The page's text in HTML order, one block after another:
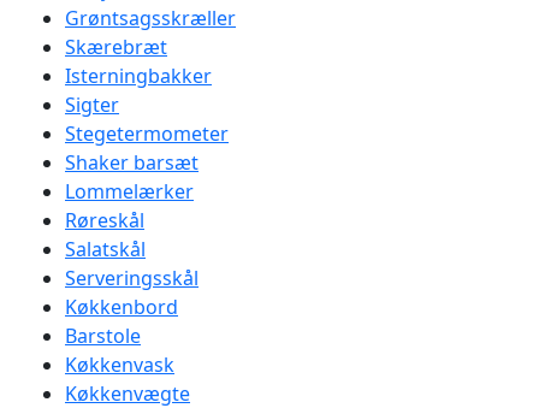
Grøntsagsskræller
Skærebræt
Isterningbakker
Sigter
Stegetermometer
Shaker barsæt
Lommelærker
Røreskål
Salatskål
Serveringsskål
Køkkenbord
Barstole
Køkkenvask
Køkkenvægte